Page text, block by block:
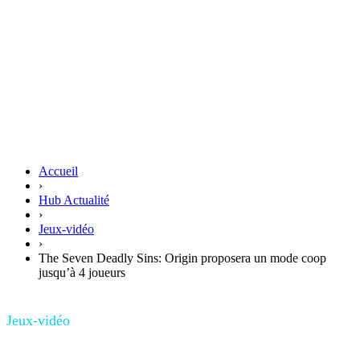
Accueil
›
Hub Actualité
›
Jeux-vidéo
›
The Seven Deadly Sins: Origin proposera un mode coop
jusqu’à 4 joueurs
Jeux-vidéo